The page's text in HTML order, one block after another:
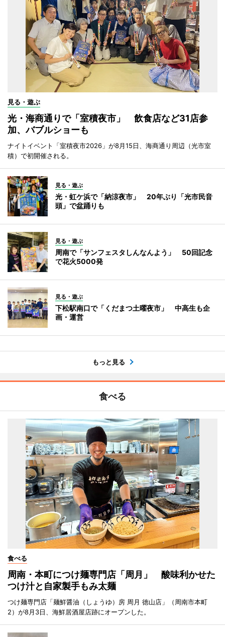
見る・遊ぶ
光・海商通りで「室積夜市」 飲食店など31店参
加、バブルショーも
ナイトイベント「室積夜市2026」が8月15日、海商通り周辺（光市室
積）で初開催される。
見る・遊ぶ
光・虹ケ浜で「納涼夜市」 20年ぶり「光市民音
頭」で盆踊りも
見る・遊ぶ
周南で「サンフェスタしんなんよう」 50回記念
で花火5000発
見る・遊ぶ
下松駅南口で「くだまつ土曜夜市」 中高生も企
画・運営
もっと見る
食べる
食べる
周南・本町につけ麺専門店「周月」 酸味利かせた
つけ汁と自家製手もみ太麺
つけ麺専門店「麺鮮醤油（しょうゆ）房 周月 徳山店」（周南市本町
2）が8月3日、海鮮居酒屋店跡にオープンした。